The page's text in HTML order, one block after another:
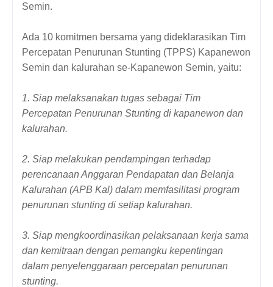
Semin.
Ada 10 komitmen bersama yang dideklarasikan Tim
Percepatan Penurunan Stunting (TPPS) Kapanewon
Semin dan kalurahan se-Kapanewon Semin, yaitu:
1. Siap melaksanakan tugas sebagai Tim
Percepatan Penurunan Stunting di kapanewon dan
kalurahan.
2. Siap melakukan pendampingan terhadap
perencanaan Anggaran Pendapatan dan Belanja
Kalurahan (APB Kal) dalam memfasilitasi program
penurunan stunting di setiap kalurahan.
3. Siap mengkoordinasikan pelaksanaan kerja sama
dan kemitraan dengan pemangku kepentingan
dalam penyelenggaraan percepatan penurunan
stunting.